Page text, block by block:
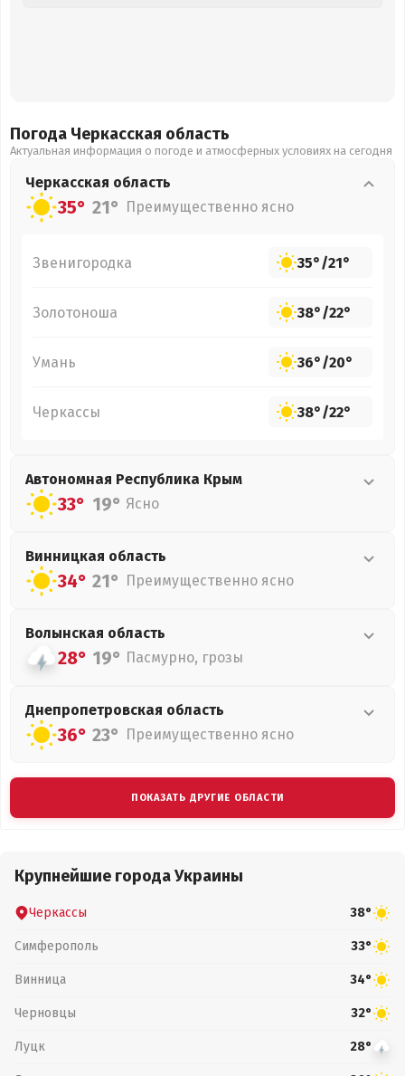
Погода Черкасская область
Актуальная информация о погоде и атмосферных условиях на сегодня
Черкасская область
35° 21° Преимущественно ясно
Звенигородка 35°/21°
Золотоноша 38°/22°
Умань 36°/20°
Черкассы 38°/22°
Автономная Республика Крым
33° 19° Ясно
Винницкая область
34° 21° Преимущественно ясно
Волынская область
28° 19° Пасмурно, грозы
Днепропетровская область
36° 23° Преимущественно ясно
ПОКАЗАТЬ ДРУГИЕ ОБЛАСТИ
Крупнейшие города Украины
Черкассы 38°
Симферополь 33°
Винница 34°
Черновцы 32°
Луцк 28°